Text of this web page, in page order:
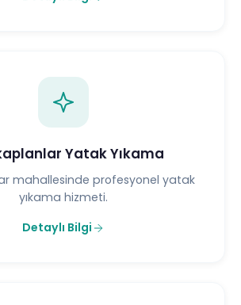
Yatak Yıkama
mahallesinde profesyonel yatak
yıkama hizmeti.
Detaylı Bilgi